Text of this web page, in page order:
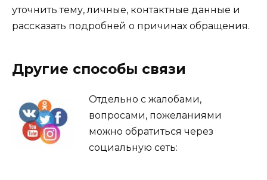
уточнить тему, личные, контактные данные и
рассказать подробней о причинах обращения.
Другие способы связи
Отдельно с жалобами,
вопросами, пожеланиями
можно обратиться через
социальную сеть: